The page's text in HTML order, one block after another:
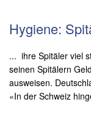
Hygiene:
... ihre Spitäler viel
seinen Spitälern
ausweisen.
«In der Schweiz